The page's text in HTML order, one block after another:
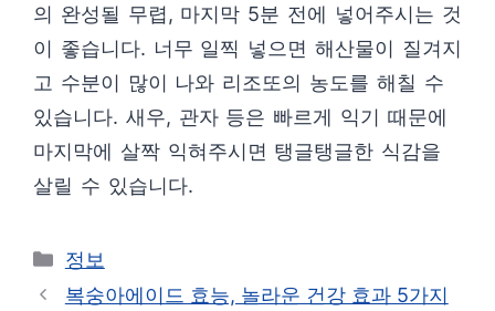
의 완성될 무렵, 마지막 5분 전에 넣어주시는 것
이 좋습니다. 너무 일찍 넣으면 해산물이 질겨지
고 수분이 많이 나와 리조또의 농도를 해칠 수
있습니다. 새우, 관자 등은 빠르게 익기 때문에
마지막에 살짝 익혀주시면 탱글탱글한 식감을
살릴 수 있습니다.
카
테
정보
복숭아에이드 효능, 놀라운 건강 효과 5가지